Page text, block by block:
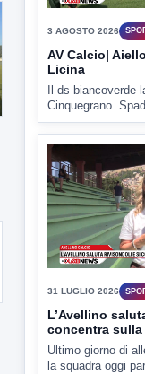
3 AGOSTO 2026
AV Calcio|
Licina
Il ds biancoverde
Cinquegrano.
31 LUGLIO 2026
L’Avellino
concentra sulla
Ultimo giorno di
la squadra oggi